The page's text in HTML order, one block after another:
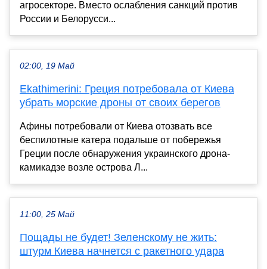
агросекторе. Вместо ослабления санкций против
России и Белорусси...
02:00, 19 Май
Ekathimerini: Греция потребовала от Киева
убрать морские дроны от своих берегов
Афины потребовали от Киева отозвать все
беспилотные катера подальше от побережья
Греции после обнаружения украинского дрона-
камикадзе возле острова Л...
11:00, 25 Май
Пощады не будет! Зеленскому не жить:
штурм Киева начнется с ракетного удара